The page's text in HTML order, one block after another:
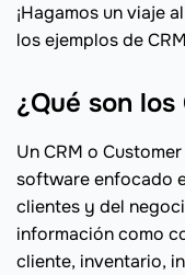
¡Hagamos un viaje
los ejemplos de
¿Qué son los
Un CRM o
software enfocado
clientes y del
información como
cliente, inventario,